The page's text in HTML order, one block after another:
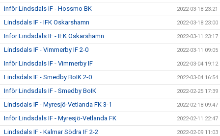
Inför Lindsdals IF - Hossmo BK 2022-03-18 23:21
Lindsdals IF - IFK Oskarshamn 2022-03-18 23:00
Inför Lindsdals IF - IFK Oskarshamn 2022-03-11 23:17
Lindsdals IF - Vimmerby IF 2-0 2022-03-11 09:05
Inför Lindsdals IF - Vimmerby IF 2022-03-04 19:12
Lindsdals IF - Smedby BoIK 2-0 2022-03-04 16:54
Inför Lindsdals IF - Smedby BoIK 2022-02-25 17:39
Lindsdals IF - Myresjö-Vetlanda FK 3-1 2022-02-18 09:47
Inför Lindsdals IF - Myresjö-Vetlanda FK 2022-02-11 22:47
Lindsdals IF - Kalmar Södra IF 2-2 2022-02-09 11:03